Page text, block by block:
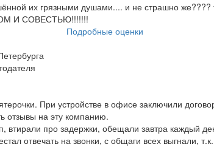
их грязными душами.... и не страшно же????
И СОВЕСТЬЮ!!!!!!!
Подробные оценки
При устройстве в офисе заключили
отзывы на эту компанию.
втирали про задержки, обещали завтра каждый
отвечать на звонки, с общаги всех выгнали,